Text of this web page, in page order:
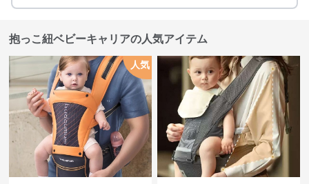
抱っこ紐ベビーキャリアの人気アイテム
人気